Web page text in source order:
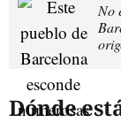
No
Dónde